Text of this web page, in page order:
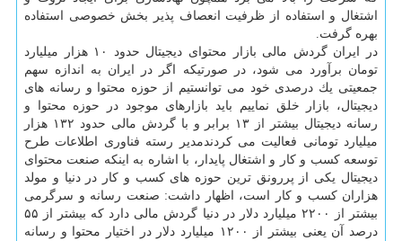
اشتغال و استفاده از ظرفیت انعصاف پذیر بخش خصوصی استفاده
بهره گرفت.
در ایران گردش مالی بازار محتوای دیجیتال حدود ۱۰ هزار میلیارد
تومان برآورد می شود، در صورتیكه اگر در ایران به اندازه سهم
جمعیتی یك درصدی خود می توانستیم از حوزه محتوا و رسانه های
دیجیتال، بازار خلق نماییم باید بازارهای موجود در حوزه محتوا و
رسانه دیجیتال بیشتر از ۱۳ برابر و با گردش مالی حدود ۱۳۲ هزار
میلیارد تومانی فعالیت می كردندمدیر رسته فناوری اطلاعات طرح
توسعه كسب و كار و اشتغال پایدار، با اشاره به اینكه صنعت محتوای
دیجیتال یكی از پررونق ترین حوزه های كسب و كار در دنیا و مولد
هزاران كسب و كار است، اظهار داشت: صنعت رسانه و سرگرمی
بیشتر از ۲۲۰۰ میلیارد دلار در دنیا گردش مالی دارد كه بیشتر از ۵۵
درصد آن یعنی بیشتر از ۱۲۰۰ میلیارد دلار در اختیار محتوا و رسانه